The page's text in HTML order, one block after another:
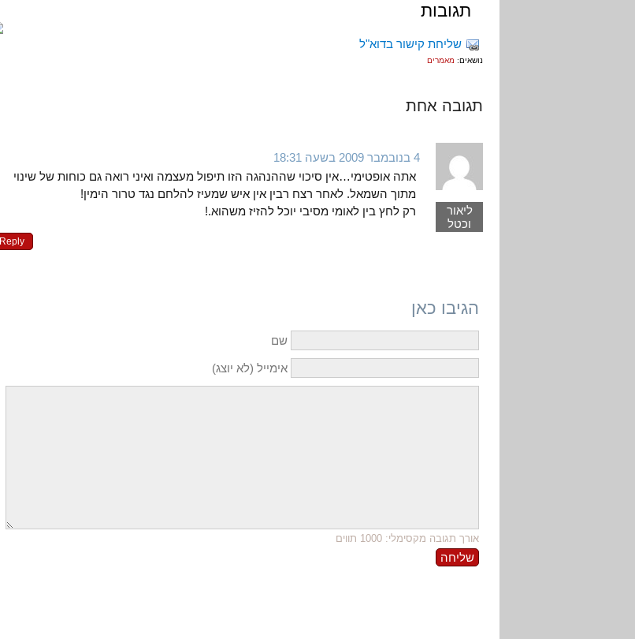
תגובות
שליחת קישור בדוא"ל
נושאים: מאמרים
תגובה אחת
ליאור
וכטל
4 בנובמבר 2009 בשעה 18:31
אתה אופטימי…אין סיכוי שההנהגה הזו תיפול מעצמה ואיני רואה גם כוחות של שינוי
מתוך השמאל. לאחר רצח רבין אין איש שמעיז להלחם נגד טרור הימין!
רק לחץ בין לאומי מסיבי יוכל להזיז משהוא.!
Reply
הגיבו כאן
שם
אימייל (לא יוצג)
אורך תגובה מקסימלי: 1000 תווים